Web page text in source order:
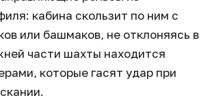
кабина скользит по ним с
или башмаков, не отклоняясь в
части шахты находится
которые гасят удар при